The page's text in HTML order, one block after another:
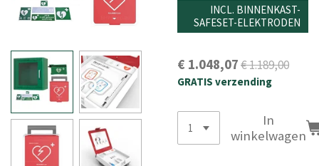
INCL. BINNENKAST-
SAFESET-ELEKTRODEN
€ 1.048,07€ 1.189,00
GRATIS verzending
In
winkelwagen